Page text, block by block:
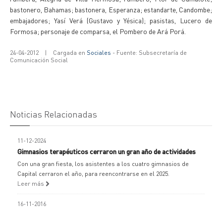
bastonero, Bahamas; bastonera, Esperanza; estandarte, Candombe;
embajadores; Yasí Verá (Gustavo y Yésica); pasistas, Lucero de
Formosa; personaje de comparsa, el Pombero de Ará Porá.
24-04-2012 | Cargada en Sociales - Fuente: Subsecretaría de
Comunicación Social
Noticias Relacionadas
11-12-2024
Gimnasios terapéuticos cerraron un gran año de actividades
Con una gran fiesta, los asistentes a los cuatro gimnasios de
Capital cerraron el año, para reencontrarse en el 2025.
Leer más
16-11-2016